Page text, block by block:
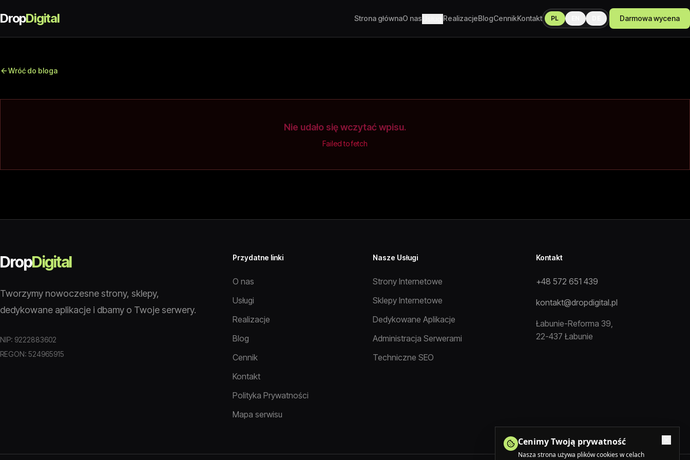
DropDigital Strona głównaO nas RealizacjeBlogCennikKontakt PL Darmowa wycena
Wróć do bloga
Nie udało się wczytać wpisu.
Failed to fetch
DropDigital
Tworzymy nowoczesne strony, sklepy,
dedykowane aplikacje i dbamy o Twoje serwery.
NIP: 9222883602
REGON: 524965915
Przydatne linki
O nas
Usługi
Realizacje
Blog
Cennik
Kontakt
Polityka Prywatności
Mapa serwisu
Nasze Usługi
Strony Internetowe
Sklepy Internetowe
Dedykowane Aplikacje
Administracja Serwerami
Techniczne SEO
Kontakt
+48 572 651 439
kontakt@dropdigital.pl
Łabunie-Reforma 39,
22-437 Łabunie
Cenimy Twoją prywatność
Nasza strona używa plików cookies w celach